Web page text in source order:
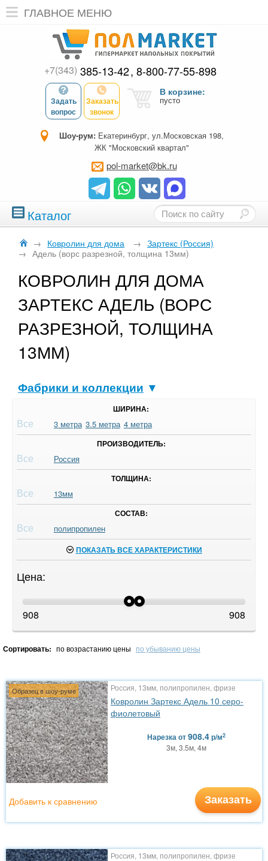
ГЛАВНОЕ МЕНЮ
+7(343) 385-13-42 8-800-77-55-898
Задать
вопрос
Заказать
звонок
В корзине:
пусто
Шоу-рум: Екатеринбург, ул.Московская 198,
ЖК "Московский квартал"
pol-market@bk.ru
Каталог
→ Ковролин для дома → Зартекс (Россия)
→ Адель (ворс разрезной, толщина 13мм)
КОВРОЛИН ДЛЯ ДОМА
ЗАРТЕКС АДЕЛЬ (ВОРС
РАЗРЕЗНОЙ, ТОЛЩИНА
13ММ)
Фабрики и коллекции ▼
ШИРИНА:
Все 3 метра 3.5 метра 4 метра
ПРОИЗВОДИТЕЛЬ:
Все Россия
ТОЛЩИНА:
Все 13мм
СОСТАВ:
Все полипропилен
ПОКАЗАТЬ ВСЕ ХАРАКТЕРИСТИКИ
Цена:
908 908
Сортировать: по возрастанию цены по убыванию цены
Образец в шоу-руме Россия, 13мм, полипропилен, фризе
Ковролин Зартекс Адель 10 серо-
фиолетовый
Нарезкаот908.4р/м2
3м, 3.5м, 4м
Заказать
Добавить к сравнению
Россия, 13мм, полипропилен, фризе